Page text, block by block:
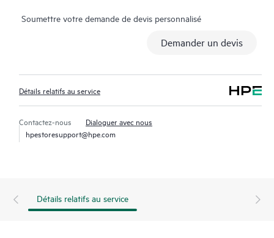
Soumettre votre demande de devis personnalisé
Demander un devis
Détails relatifs au service
Contactez-nous
Dialoguer avec nous
hpestoresupport@hpe.com
Détails relatifs au service